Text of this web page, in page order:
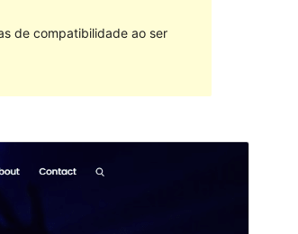
de compatibilidade ao ser
fillo de